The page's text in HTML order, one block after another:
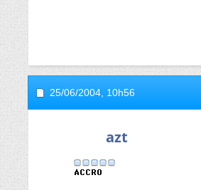
25/06/2004, 10h56
azt